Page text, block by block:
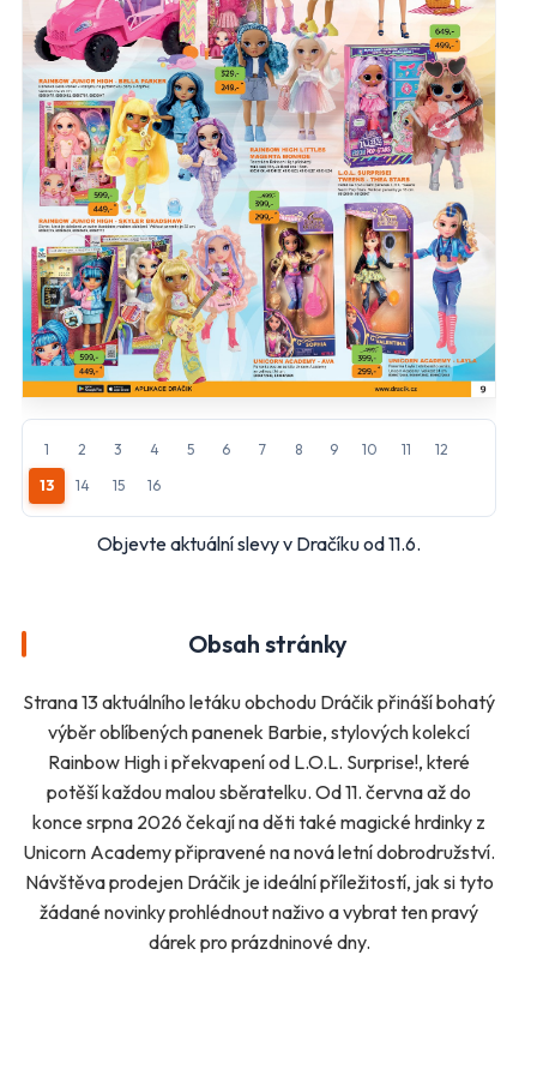
1 2 3 4 5 6 7 8 9 10 11
12
13
14 15 16
Objevte aktuální slevy v Dračíku od 11.6.
Obsah stránky
Strana 13 aktuálního letáku obchodu Dráčik přináší bohatý
výběr oblíbených panenek Barbie, stylových kolekcí
Rainbow High i překvapení od L.O.L. Surprise!, které
potěší každou malou sběratelku. Od 11. června až do
konce srpna 2026 čekají na děti také magické hrdinky z
Unicorn Academy připravené na nová letní dobrodružství.
Návštěva prodejen Dráčik je ideální příležitostí, jak si tyto
žádané novinky prohlédnout naživo a vybrat ten pravý
dárek pro prázdninové dny.
Vyberte obchody, jejichž letáky chcete dostávat do e-
mailu.
Hlavní hypermarkety a supermarkety
Albert BILLA
CBA COOP
FLOP Globus
Kaufland Lidl
Makro
Penny Market Tesco
Další obchody podle kategorií
Bydlení, zahrada
Drogerie, kosmetika
Pro děti, hračky
Ostatní supermarkety
Přihlásit k odběru